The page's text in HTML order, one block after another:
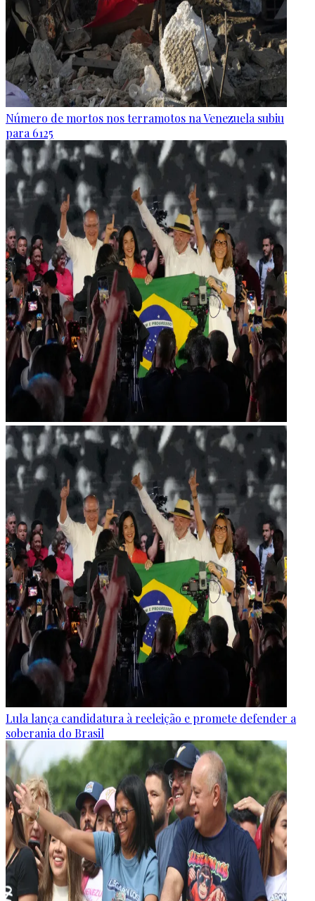
Número de mortos nos terramotos na Venezuela subiu
para 6125
Lula lança candidatura à reeleição e promete defender a
soberania do Brasil